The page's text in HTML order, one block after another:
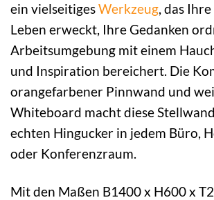
ein vielseitigesWerkzeug, das
Leben erweckt, Ihre Gedanken
Arbeitsumgebung mit einem
und Inspiration bereichert. Die
orangefarbener Pinnwand und
Whiteboard macht diese
echten Hingucker in jedem Büro,
oder Konferenzraum.
Mit den Maßen B1400 x H600 x